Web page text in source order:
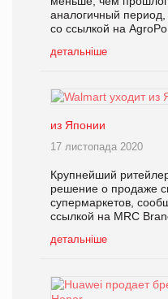
аналогичный
со ссылкой на
детальніше
из Японии
17 листопада 2020
Крупнейший
решение о продаже
супермаркетов,
ссылкой на MRC
детальніше